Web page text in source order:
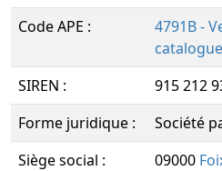
Code APE :
4791B -
SIREN :
915 212
Forme juridique :
Société
Siège social :
09000